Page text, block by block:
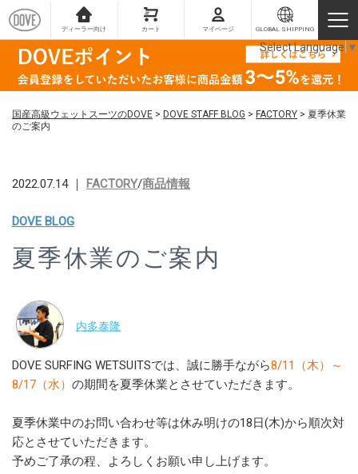
ディーラー向け カート マイページ GLOBAL SHIPPING
国産高級ウェットスーツのDOVE > DOVE STAFF BLOG > FACTORY > 夏季休業
のご案内
2022.07.14 ｜ FACTORY/商品情報
DOVE BLOG
夏季休業のご案内
内多泰隆
DOVE SURFING WETSUITSでは、誠に勝手ながら8/11（木）～
8/17（水） の期間を夏季休業とさせていただきます。
夏季休業中のお問い合わせ等は休み明けの18日(木)から順次対
応とさせていただきます。
予めご了承の程、よろしくお願い申し上げます。
Select Language ▼